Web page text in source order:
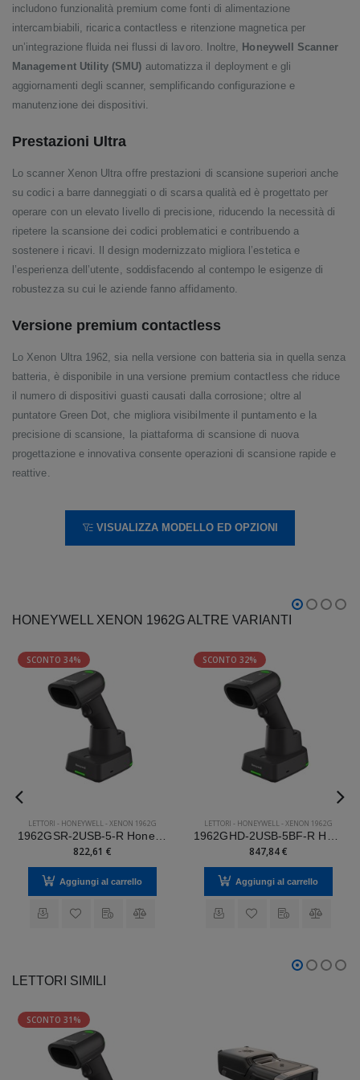
includono funzionalità premium come fonti di alimentazione
intercambiabili, ricarica contactless e ritenzione magnetica per
un’integrazione fluida nei flussi di lavoro. Inoltre, Honeywell Scanner
Management Utility (SMU) automatizza il deployment e gli
aggiornamenti degli scanner, semplificando configurazione e
manutenzione dei dispositivi.
Prestazioni Ultra
Lo scanner Xenon Ultra offre prestazioni di scansione superiori anche
su codici a barre danneggiati o di scarsa qualità ed è progettato per
operare con un elevato livello di precisione, riducendo la necessità di
ripetere la scansione dei codici problematici e contribuendo a
sostenere i ricavi. Il design modernizzato migliora l’estetica e
l’esperienza dell’utente, soddisfacendo al contempo le esigenze di
robustezza su cui le aziende fanno affidamento.
Versione premium contactless
Lo Xenon Ultra 1962, sia nella versione con batteria sia in quella senza
batteria, è disponibile in una versione premium contactless che riduce
il numero di dispositivi guasti causati dalla corrosione; oltre al
puntatore Green Dot, che migliora visibilmente il puntamento e la
precisione di scansione, la piattaforma di scansione di nuova
progettazione e innovativa consente operazioni di scansione rapide e
reattive.
VISUALIZZA MODELLO ED OPZIONI
HONEYWELL XENON 1962G ALTRE VARIANTI
SCONTO 34%
LETTORI - HONEYWELL- XENON 1962G
1962GSR-2USB-5-R Honeywell Mod. Xenon 1962g.
822,61 €
Aggiungi al carrello
SCONTO 32%
LETTORI - HONEYWELL- XENON 1962G
1962GHD-2USB-5BF-R Honeywell Mod. Xenon 1962g.
847,84 €
Aggiungi al carrello
LETTORI SIMILI
SCONTO 31%